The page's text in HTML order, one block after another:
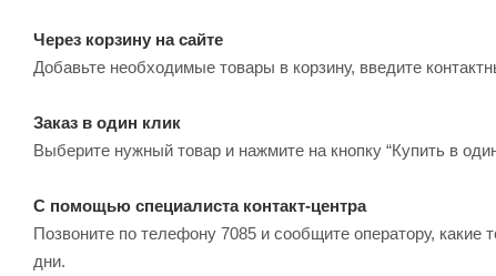
Через корзину на сайте
Добавьте необходимые товары в корзину, введите
Заказ в один клик
Выберите нужный товар и нажмите на кнопку “Купить в
С помощью специалиста контакт-центра
Позвоните по телефону 7085 и сообщите оператору, какие
дни.